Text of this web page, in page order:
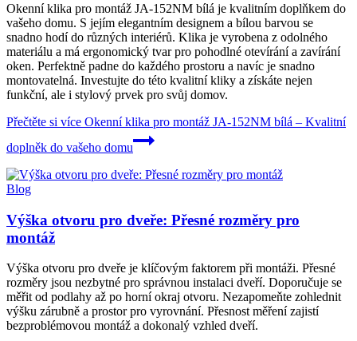
Okenní klika pro montáž JA-152NM bílá je kvalitním doplňkem do
vašeho domu. S jejím elegantním designem a bílou barvou se
snadno hodí do různých interiérů. Klika je vyrobena z odolného
materiálu a má ergonomický tvar pro pohodlné otevírání a zavírání
oken. Perfektně padne do každého prostoru a navíc je snadno
montovatelná. Investujte do této kvalitní kliky a získáte nejen
funkční, ale i stylový prvek pro svůj domov.
Přečtěte si více Okenní klika pro montáž JA-152NM bílá – Kvalitní
doplněk do vašeho domu
Blog
Výška otvoru pro dveře: Přesné rozměry pro
montáž
Výška otvoru pro dveře je klíčovým faktorem při montáži. Přesné
rozměry jsou nezbytné pro správnou instalaci dveří. Doporučuje se
měřit od podlahy až po horní okraj otvoru. Nezapomeňte zohlednit
výšku zárubně a prostor pro vyrovnání. Přesnost měření zajistí
bezproblémovou montáž a dokonalý vzhled dveří.